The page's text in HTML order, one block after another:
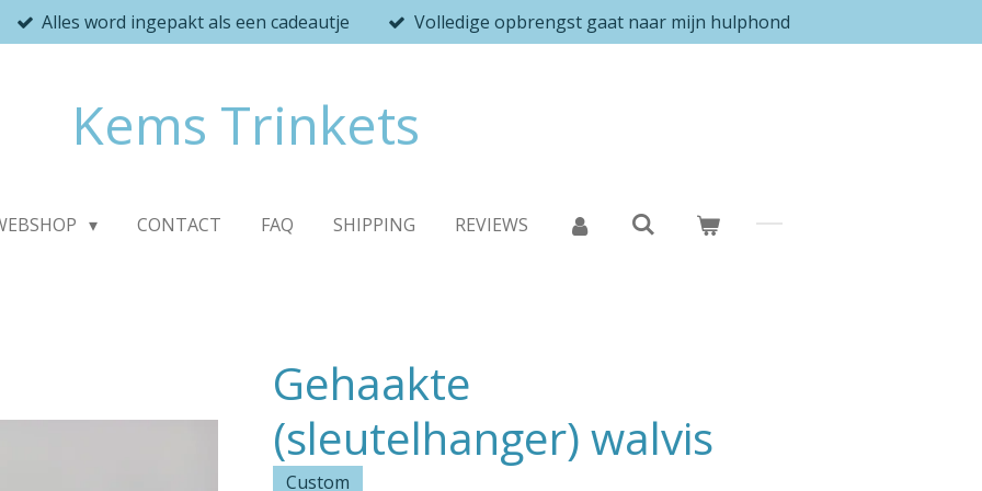
Alles word ingepakt als een cadeautje Volledige opbrengst gaat naar mijn hulphond
Kems Trinkets
CONTACT FAQ SHIPPING REVIEWS
Gehaakte
(sleutelhanger) walvis
Custom